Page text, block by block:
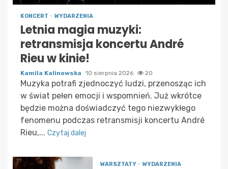
KONCERT WYDARZENIA
Letnia magia muzyki:
retransmisja koncertu André
Rieu w kinie!
Kamila Kalinowska 10 sierpnia 2026 20
Muzyka potrafi zjednoczyć ludzi, przenosząc ich
w świat pełen emocji i wspomnień. Już wkrótce
będzie można doświadczyć tego niezwykłego
fenomenu podczas retransmisji koncertu André
Rieu,... Czytaj dalej
WARSZTATY WYDARZENIA